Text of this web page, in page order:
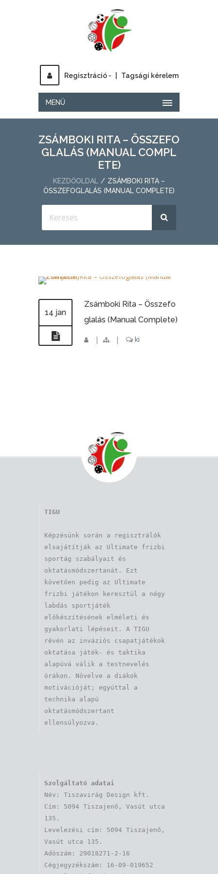
Regisztráció - Tagsági kérelem
MENÜ
ZSÁMBOKI RITA – ÖSSZEFO
GLALÁS (MANUAL COMPL
ETE)
KEZDŐOLDAL
ZSÁMBOKI RITA –
ÖSSZEFOGLALÁS (MANUAL COMPLETE)
14 jan
Zsámboki Rita – Összefo
glalás (Manual Complete)
| | ki
TIGU
Képzésünk során a regisztrálók
elsajátítják az Ultimate frizbi
sportág szabályait és
oktatásmódszertanát. Ezt
követően pedig az Ultimate
frizbi játékon keresztül a négy
labdás sportjáték
előkészítésének elméleti és
gyakorlati lépéseit. A TIGU
révén az inváziós csapatjátékok
oktatása játék- és taktika
alapúvá válik a testnevelés
órákon. Növelve a diákok
motivációját; egyúttal a
technika alapú
oktatásmódszertant
ellensúlyozva.
Szolgáltató adatai
Név: Tiszavirág Design kft.
Cím: 5094 Tiszajenő, Vasút utca
135.
Levelezési cím: 5094 Tiszajenő,
Vasút utca 135.
Adószám: 29018271-2-16
Cégjegyzékszám: 16-09-019652